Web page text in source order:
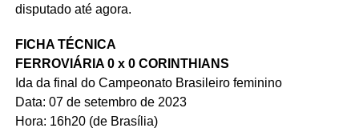
disputado até agora.
FICHA TÉCNICA
FERROVIÁRIA 0 x 0 CORINTHIANS
Ida da final do Campeonato Brasileiro feminino
Data: 07 de setembro de 2023
Hora: 16h20 (de Brasília)